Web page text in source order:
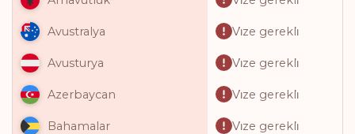
Avustralya Vi̇ze gerekli̇
Avusturya Vi̇ze gerekli̇
Azerbaycan Vi̇ze gerekli̇
Bahamalar Vi̇ze gerekli̇